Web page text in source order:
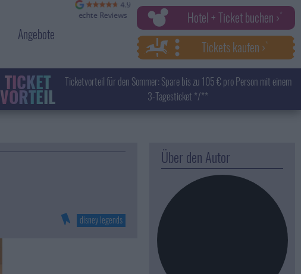
Angebote
Hotel + Ticket buchen ›
Tickets kaufen ›
TICKET
VORTEIL
Ticketvorteil für den Sommer: Spare bis zu 105 € pro Person mit einem
3-Tagesticket */**
disney legends
Über den Autor